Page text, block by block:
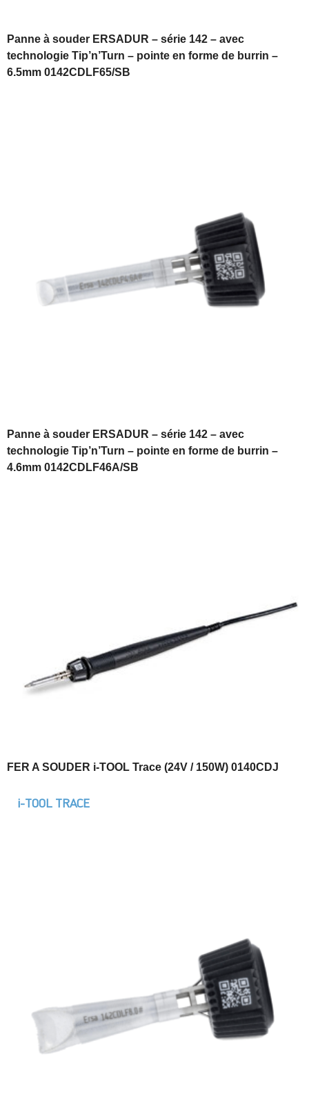
Panne à souder ERSADUR – série 142 – avec
technologie Tip’n’Turn – pointe en forme de burrin –
6.5mm 0142CDLF65/SB
Panne à souder ERSADUR – série 142 – avec
technologie Tip’n’Turn – pointe en forme de burrin –
4.6mm 0142CDLF46A/SB
FER A SOUDER i-TOOL Trace (24V / 150W) 0140CDJ
i-TOOL TRACE